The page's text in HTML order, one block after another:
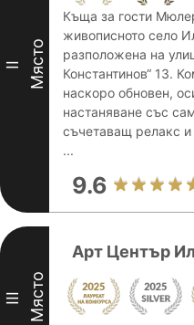
II Място
Къща за гости
живописното село
разположена на
Константинов“ 13.
наскоро обновен,
настаняване със
съчетаващ релакс
...
9.6
III Място
Арт Център